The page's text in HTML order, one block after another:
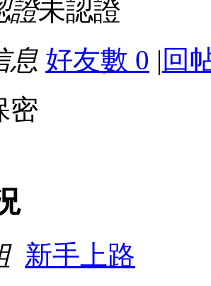
證未認證
息 好友數 0 | 回
密
新手上路